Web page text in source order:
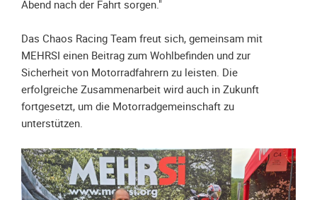
Unterfahrschutz
-
Kompatibilität
Unterfahrschutz
-
mit
Absenkung
Streckensicherung
Abend nach der Fahrt sorgen."
Das Chaos Racing Team freut sich, gemeinsam mit
MEHRSI einen Beitrag zum Wohlbefinden und zur
Sicherheit von Motorradfahrern zu leisten. Die
erfolgreiche Zusammenarbeit wird auch in Zukunft
fortgesetzt, um die Motorradgemeinschaft zu
unterstützen.